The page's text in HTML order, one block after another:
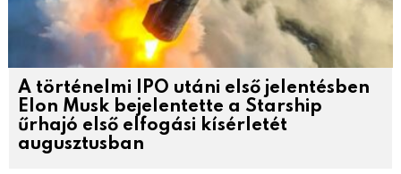
A történelmi IPO utáni első jelentésben
Elon Musk bejelentette a Starship
űrhajó első elfogási kísérletét
augusztusban